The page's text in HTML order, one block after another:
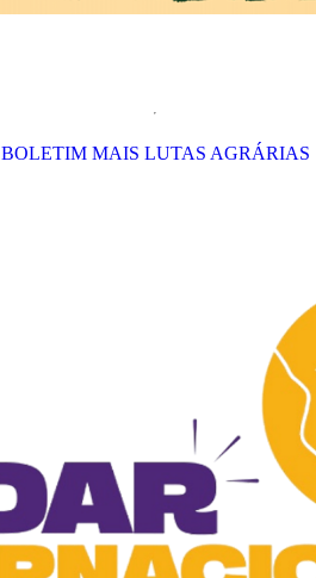
BOLETIM MAIS LUTAS AGRÁRIAS